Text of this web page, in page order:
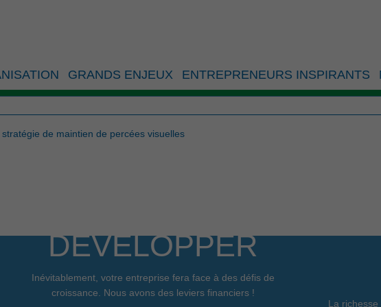
GRANDS ENJEUX ENTREPRENEURS INSPIRANTS
de maintien de percées visuelles
DÉVELOPPER
Inévitablement, votre entreprise fera face à des défis de
croissance. Nous avons des leviers financiers !
La richesse